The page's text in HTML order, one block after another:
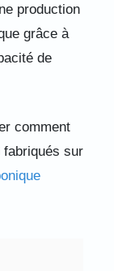
production
grâce à
de
comment
sur